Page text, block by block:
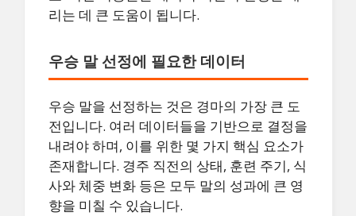
리는 데 큰 도움이 됩니다.
우승 말 선정에 필요한 데이터
우승 말을 선정하는 것은 경마의 가장 큰 도
전입니다. 여러 데이터들을 기반으로 결정을
내려야 하며, 이를 위한 몇 가지 핵심 요소가
존재합니다. 경주 직전의 상태, 훈련 주기, 식
사와 체중 변화 등은 모두 말의 성과에 큰 영
향을 미칠 수 있습니다.